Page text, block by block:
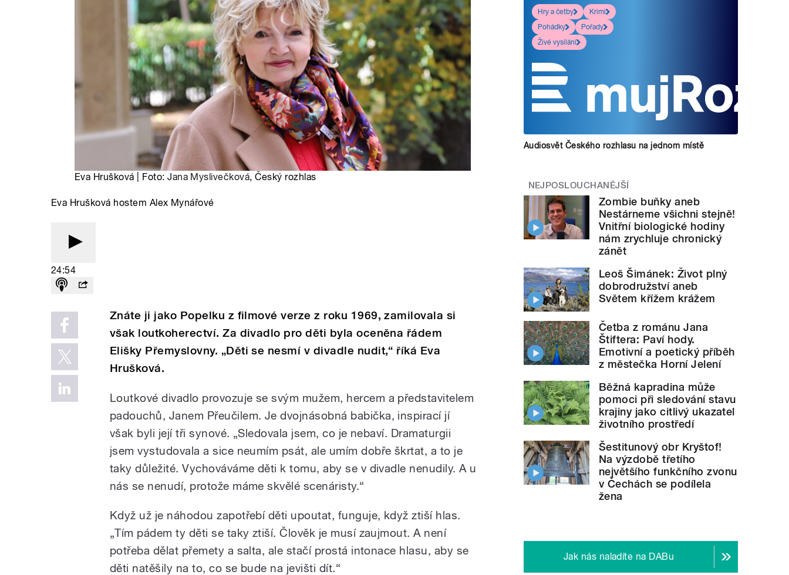
Eva Hrušková | Foto:Jana Myslivečková, Český rozhlas
Eva Hrušková hostem Alex Mynářové
24:54
Znáte ji jako Popelku z filmové verze z roku 1969, zamilovala si
však loutkoherectví. Za divadlo pro děti byla oceněna řádem
Elišky Přemyslovny. „Děti se nesmí v divadle nudit,“ říká Eva
Hrušková.
Loutkové divadlo provozuje se svým mužem, hercem a představitelem
padouchů, Janem Přeučilem. Je dvojnásobná babička, inspirací jí
však byli její tři synové. „Sledovala jsem, co je nebaví. Dramaturgii
jsem vystudovala a sice neumím psát, ale umím dobře škrtat, a to je
taky důležité. Vychováváme děti k tomu, aby se v divadle nenudily. A u
nás se nenudí, protože máme skvělé scenáristy.“
Když už je náhodou zapotřebí děti upoutat, funguje, když ztiší hlas.
„Tím pádem ty děti se taky ztiší. Člověk je musí zaujmout. A není
potřeba dělat přemety a salta, ale stačí prostá intonace hlasu, aby se
děti natěšily na to, co se bude na jevišti dít.“
Hry a četby
Krimi
Pohádky
Pořady
Živé vysílání
Audiosvět Českého rozhlasu na jednom místě
NEJPOSLOUCHANĚJŠÍ
Zombie buňky aneb
Nestárneme všichni stejně!
Vnitřní biologické hodiny
nám zrychluje chronický
zánět
Leoš Šimánek: Život plný
dobrodružství aneb
Světem křížem krážem
Četba z románu Jana
Štiftera: Paví hody.
Emotivní a poetický příběh
z městečka Horní Jelení
Běžná kapradina může
pomoci při sledování stavu
krajiny jako citlivý ukazatel
životního prostředí
Šestitunový obr Kryštof!
Na výzdobě třetího
největšího funkčního zvonu
v Čechách se podílela
žena
Jak nás naladíte na DABu